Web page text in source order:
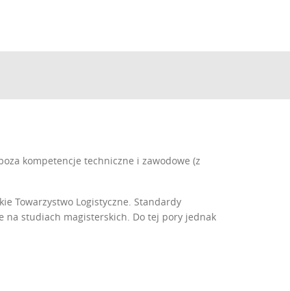
kompetencje techniczne i zawodowe (z
Towarzystwo Logistyczne. Standardy
na studiach magisterskich. Do tej pory jednak